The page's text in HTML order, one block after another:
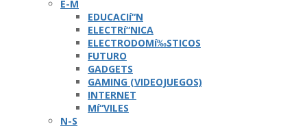
E-M
EDUCACIí“N
ELECTRí“NICA
ELECTRODOMí‰STICOS
FUTURO
GADGETS
GAMING (VIDEOJUEGOS)
INTERNET
Mí“VILES
N-S